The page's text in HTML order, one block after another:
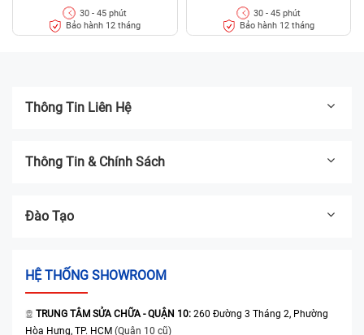
30 - 45 phút
Bảo hành 12 tháng
30 - 45 phút
Bảo hành 12 tháng
Thông Tin Liên Hệ
Thông Tin & Chính Sách
Đào Tạo
HỆ THỐNG SHOWROOM
TRUNG TÂM SỬA CHỮA - QUẬN 10: 260 Đường 3 Tháng 2, Phường
Hòa Hưng, TP. HCM (Quận 10 cũ)